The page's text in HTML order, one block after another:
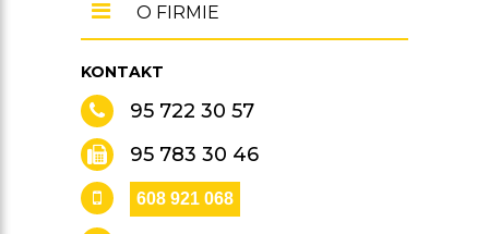
KONTAKT
95 722 30 57
95 783 30 46
608 921 068
O FIRMIE